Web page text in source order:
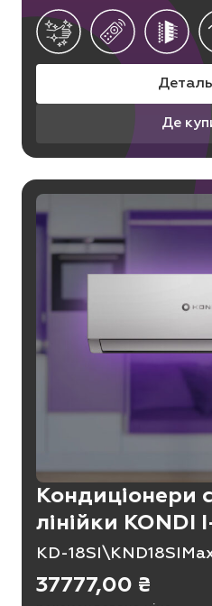
Де
Кондиціонери
лінійки KONDI
KD-
37777,00 ₴